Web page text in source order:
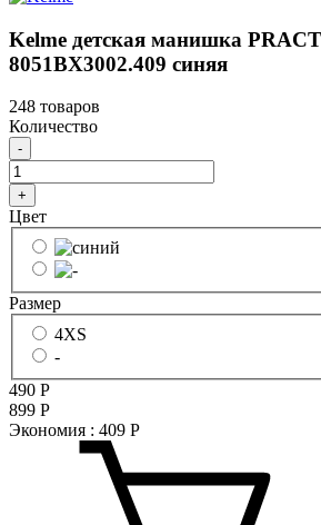
Kelme детская манишка
8051BX3002.409 синяя
248 товаров
Количество
-
+
Цвет
Размер
4XS
-
490 Р
899 Р
Экономия : 409 Р